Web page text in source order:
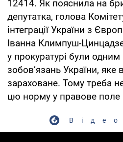
12414. Як пояснила на
депутатка, голова
інтеграції України з
Іванна Климпуш-
у прокуратурі були одним
зобов’язань України, яке
зараховане. Тому треба
цю норму у правове поле